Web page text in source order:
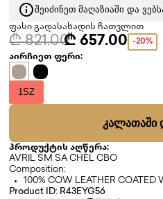
ᲨᲔᲘᲫᲘᲜᲔᲗ ᲛᲐᲦᲐᲖᲘᲐᲨᲘ ᲓᲐ
ფასი გადასახადის ჩათვლით
₾ 821.00₾ 657.00 -20%
აირჩიეთ ფერი:
1SZ
ᲙᲐᲚᲐᲗᲐᲨᲘ
პროდუქტის აღწერა:
AVRIL SM SA CHEL CBO
Composition:
100% COW LEATHER COATED
Product ID: R43EYG56